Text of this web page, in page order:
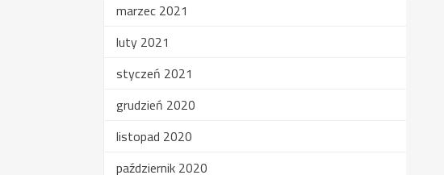
marzec 2021
luty 2021
styczeń 2021
grudzień 2020
listopad 2020
październik 2020